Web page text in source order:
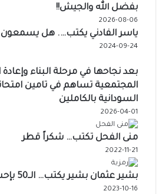
بفضل الله والجيش!!
2026-08-06
ياسر الفادني يكتب…. هل يسمعون
2024-09-24
بعد نجاحها في مرحلة البناء
المجتمعية تساهم في تامين
السودانية بالكاملين
2026-04-01
منى الفحل تكتب… شكراً قطر
2022-11-21
بشير عثمان بشير يكتب… الــ50 بإحساس 30 !!
2023-10-16